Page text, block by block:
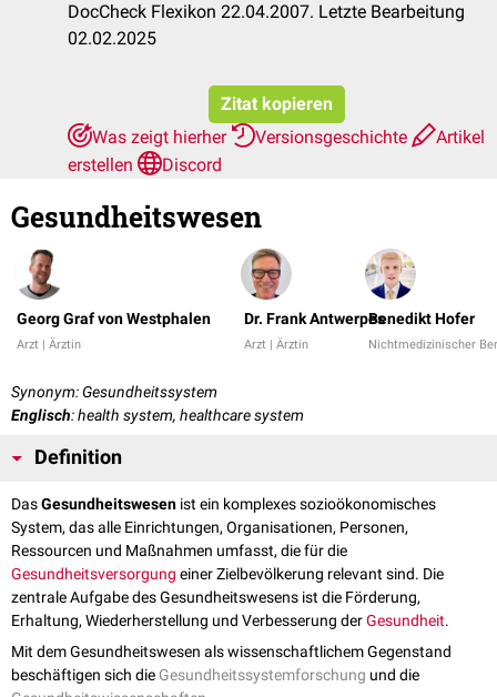
DocCheck Flexikon 22.04.2007. Letzte Bearbeitung
02.02.2025
Zitat kopieren
Was zeigt hierher
Versionsgeschichte
Artikel
erstellen
Discord
Gesundheitswesen
Georg Graf von Westphalen
Arzt | Ärztin
Dr. Frank Antwerpes
Arzt | Ärztin
Benedikt Hofer
Nichtmedizinischer
Synonym: Gesundheitssystem
Englisch: health system, healthcare system
Definition
DasGesundheitswesen ist ein komplexes sozioökonomisches
System, das alle Einrichtungen, Organisationen, Personen,
Ressourcen und Maßnahmen umfasst, die für die
Gesundheitsversorgung einer Zielbevölkerung relevant sind. Die
zentrale Aufgabe des Gesundheitswesens ist die Förderung,
Erhaltung, Wiederherstellung und Verbesserung derGesundheit.
Mit dem Gesundheitswesen als wissenschaftlichem Gegenstand
beschäftigen sich die Gesundheitssystemforschung und die